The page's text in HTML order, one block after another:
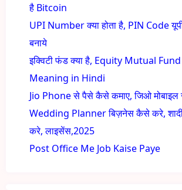
है Bitcoin
UPI Number क्या होता है, PIN Code
बनाये
इक्विटी फंड क्या है, Equity Mutual Fund
Meaning in Hindi
Jio Phone से पैसे कैसे कमाए, जिओ
Wedding Planner बिज़नेस कैसे करे,
करे, लाइसेंस,2025
Post Office Me Job Kaise Paye